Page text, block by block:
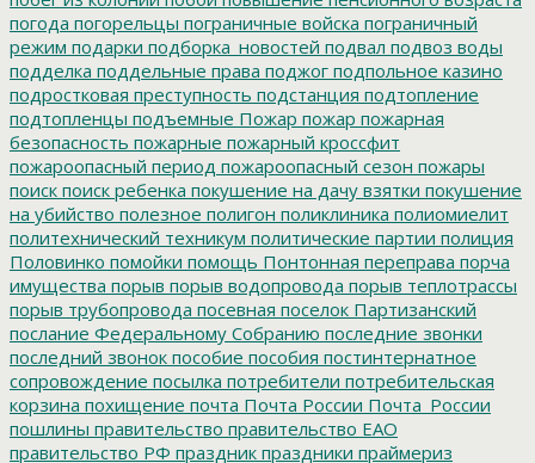
погода погорельцы пограничные войска пограничный
режим подарки подборка_новостей подвал подвоз воды
подделка поддельные права поджог подпольное казино
подростковая преступность подстанция подтопление
подтопленцы подъемные Пожар пожар пожарная
безопасность пожарные пожарный кроссфит
пожароопасный период пожароопасный сезон пожары
поиск поиск ребенка покушение на дачу взятки покушение
на убийство полезное полигон поликлиника полиомиелит
политехнический техникум политические партии полиция
Половинко помойки помощь Понтонная переправа порча
имущества порыв порыв водопровода порыв теплотрассы
порыв трубопровода посевная поселок Партизанский
послание Федеральному Собранию последние звонки
последний звонок пособие пособия постинтернатное
сопровождение посылка потребители потребительская
корзина похищение почта Почта России Почта_России
пошлины правительство правительство ЕАО
правительство РФ праздник праздники праймериз